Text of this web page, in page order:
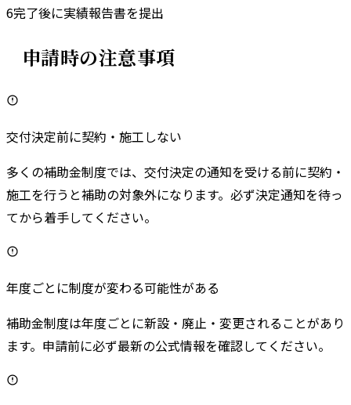
6完了後に実績報告書を提出
申請時の注意事項
交付決定前に契約・施工しない
多くの補助金制度では、交付決定の通知を受ける前に契約・
施工を行うと補助の対象外になります。必ず決定通知を待っ
てから着手してください。
年度ごとに制度が変わる可能性がある
補助金制度は年度ごとに新設・廃止・変更されることがあり
ます。申請前に必ず最新の公式情報を確認してください。